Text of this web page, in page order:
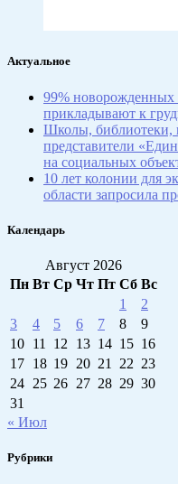
Актуальное
99% новорожденных
прикладывают к
Школы, библиотеки,
представители
на социальных
10 лет колонии для
области запросила
Календарь
Август 2026
Пн Вт Ср Чт Пт Сб Вс
1
2
3
4 5 6 7 8
9
10 11 12 13 14 15 16
17 18 19 20 21 22 23
24 25 26 27 28 29 30
31
« Июл
Рубрики